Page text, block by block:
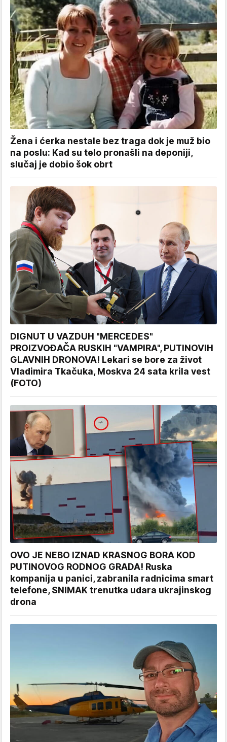
Žena i ćerka nestale bez traga dok je muž bio
na poslu: Kad su telo pronašli na deponiji,
slučaj je dobio šok obrt
DIGNUT U VAZDUH "MERCEDES"
PROIZVOĐAČA RUSKIH "VAMPIRA", PUTINOVIH
GLAVNIH DRONOVA! Lekari se bore za život
Vladimira Tkačuka, Moskva 24 sata krila vest
(FOTO)
OVO JE NEBO IZNAD KRASNOG BORA KOD
PUTINOVOG RODNOG GRADA! Ruska
kompanija u panici, zabranila radnicima smart
telefone, SNIMAK trenutka udara ukrajinskog
drona